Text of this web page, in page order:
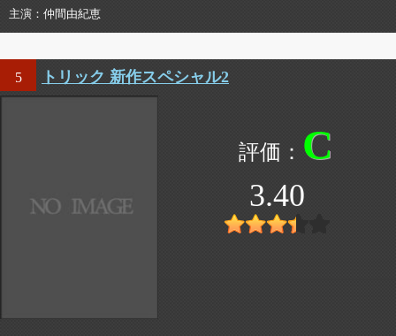
主演
仲間由紀恵
5 トリック 新作スペシャル2
C
3.40